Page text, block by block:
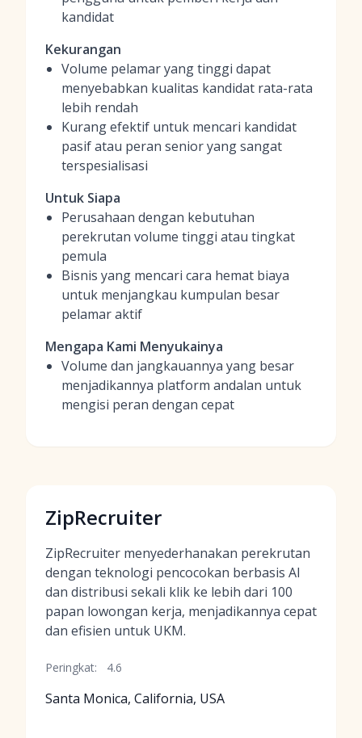
kandidat
Kekurangan
Volume pelamar yang tinggi dapat
menyebabkan kualitas kandidat rata-rata
lebih rendah
Kurang efektif untuk mencari kandidat
pasif atau peran senior yang sangat
terspesialisasi
Untuk Siapa
Perusahaan dengan kebutuhan
perekrutan volume tinggi atau tingkat
pemula
Bisnis yang mencari cara hemat biaya
untuk menjangkau kumpulan besar
pelamar aktif
Mengapa Kami Menyukainya
Volume dan jangkauannya yang besar
menjadikannya platform andalan untuk
mengisi peran dengan cepat
ZipRecruiter
ZipRecruiter menyederhanakan perekrutan
dengan teknologi pencocokan berbasis AI
dan distribusi sekali klik ke lebih dari 100
papan lowongan kerja, menjadikannya cepat
dan efisien untuk UKM.
Peringkat: 4.6
Santa Monica, California, USA